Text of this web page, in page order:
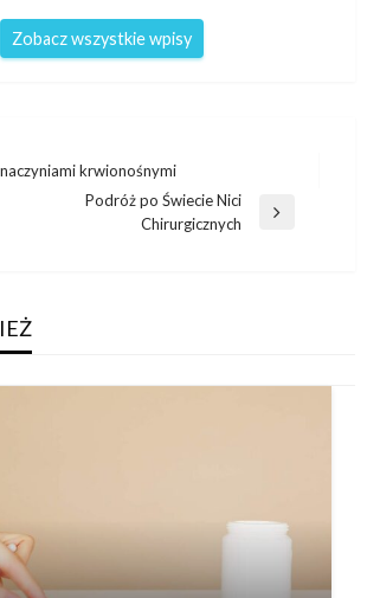
Zobacz wszystkie wpisy
krwionośnymi
Podróż po Świecie Nici
Chirurgicznych